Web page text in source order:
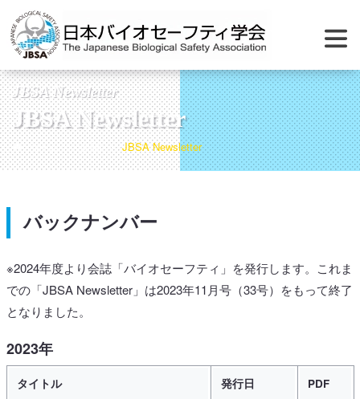
JBSA Newsletter
JBSA Newsletter
ホーム 会誌 JBSA Newsletter
バックナンバー
※2024年度より会誌「バイオセーフティ」を発行します。これま
での「JBSA Newsletter」は2023年11月号（33号）をもって終了
となりました。
2023年
タイトル 発行日 PDF